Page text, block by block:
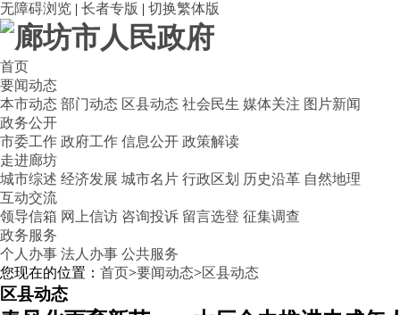
无障碍浏览 | 长者专版 | 切换繁体版
首页
要闻动态
本市动态 部门动态 区县动态 社会民生 媒体关注 图片新闻
政务公开
市委工作 政府工作 信息公开 政策解读
走进廊坊
城市综述 经济发展 城市名片 行政区划 历史沿革 自然地理
互动交流
领导信箱 网上信访 咨询投诉 留言选登 征集调查
政务服务
个人办事 法人办事 公共服务
您现在的位置： 首页>要闻动态>区县动态
区县动态